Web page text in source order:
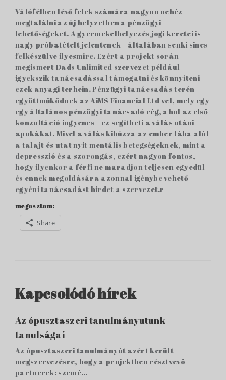
Válófélben lévő felek számára nagyon nehéz
megtalálni az új helyzetben a pénzügyi
lehetőségeket. A gyermekelhelyezés jogi keretei is
nagy próbatételt jelentenek – általában senki sincs
felkészülve ilyesmire. Ezért a projekt során
megismert Dads Unlimited szervezet például
igyekszik tanácsadással támogatni és könnyíteni
ezek anyagi terhein. Pénzügyi tanácsadás terén
együttműködnek az AiMS Financial Ltd-vel, mely egy
egy általános pénzügyi tanácsadó cég, ahol az első
konzultáció ingyenes – ez segítheti a válás utáni
apukákat. Mivel a válás kihúzza az ember lába alól
a talajt és utat nyit mentális betegségeknek, mint a
depresszió és a szorongás, ezért nagyon fontos,
hogy ilyenkor a férfi ne maradjon teljesen egyedül
és ennek megoldására azonnal igénybe vehető
egyéni tanácsadást hirdet a szervezet.r
megosztom:
Share
Kapcsolódó hírek
Az ópusztaszeri tanulmányutunk
tanulságai
Az ópusztaszeri tanulmányút azért került
megszervezésre, hogy a projektben résztvevõ
partnerek: szemé...